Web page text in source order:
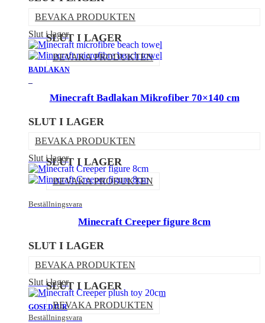
BEVAKA PRODUKTEN
Slut i lager
BADLAKAN
SLUT I LAGER
BEVAKA PRODUKTEN
Minecraft Badlakan Mikrofiber 70×140 cm
SLUT I LAGER
BEVAKA PRODUKTEN
Slut i lager
Beställningsvara
SLUT I LAGER
BEVAKA PRODUKTEN
Minecraft Creeper figure 8cm
SLUT I LAGER
BEVAKA PRODUKTEN
Slut i lager
GOSEDJUR
Beställningsvara
SLUT I LAGER
BEVAKA PRODUKTEN